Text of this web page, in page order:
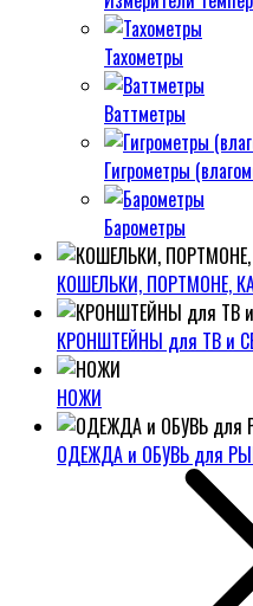
Тахометры
Ваттметры
Гигрометры
Барометры
КОШЕЛЬКИ, ПОРТМОНЕ,
КРОНШТЕЙНЫ для ТВ и
НОЖИ
ОДЕЖДА и ОБУВЬ для